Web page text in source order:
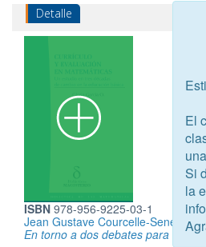
Detalle
ISBN 978-956-9225-03-1
Jean Gustave Courcelle-Seneuil
En torno a dos debates para el
El
Si
la